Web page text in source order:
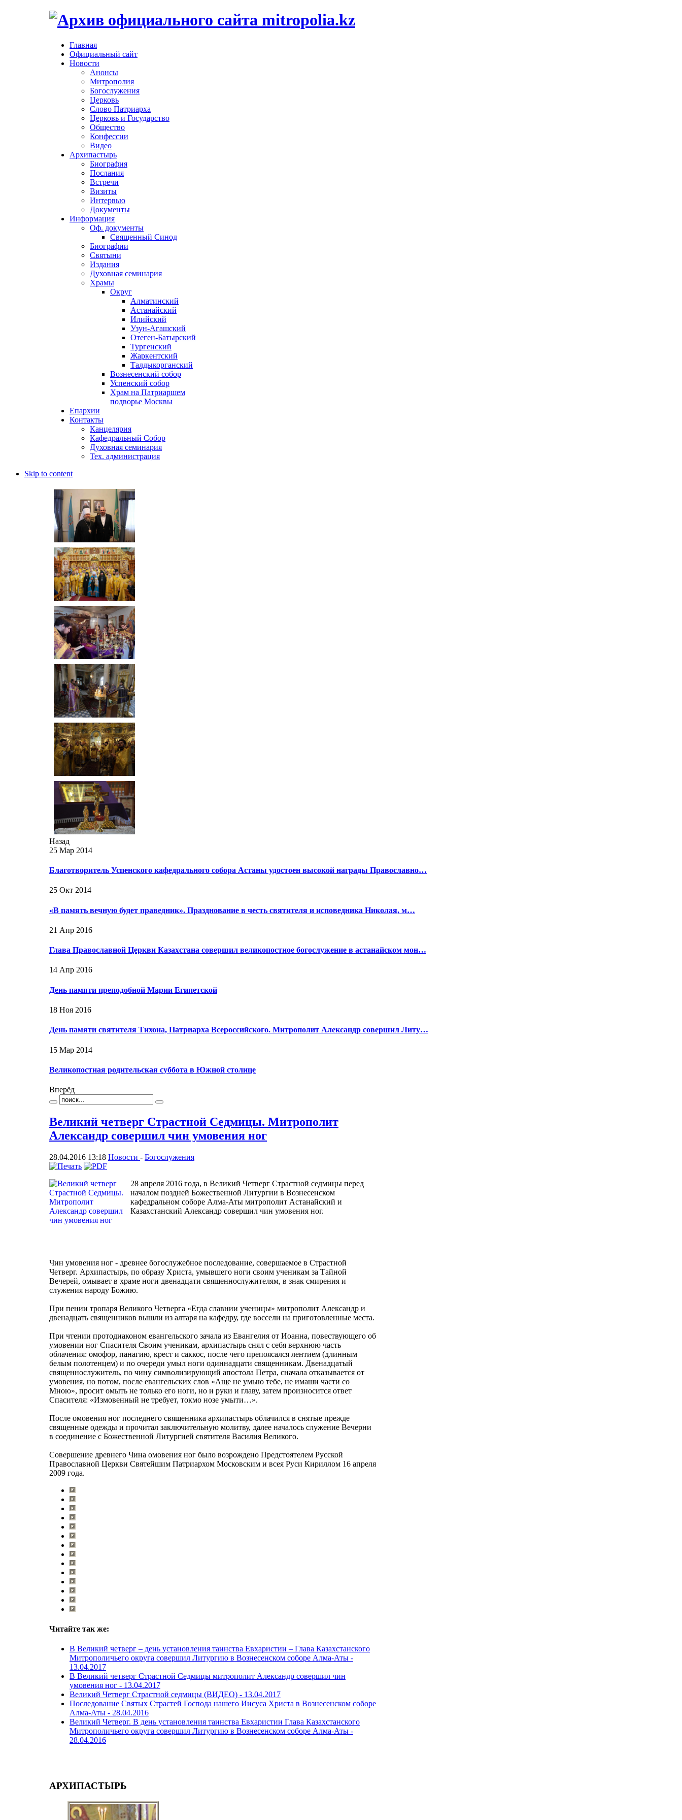
Главная
Официальный сайт
Новости
Анонсы
Митрополия
Богослужения
Церковь
Слово Патриарха
Церковь и Государство
Общество
Конфессии
Видео
Архипастырь
Биография
Послания
Встречи
Визиты
Интервью
Документы
Информация
Оф. документы
Священный Синод
Биографии
Святыни
Издания
Духовная семинария
Храмы
Округ
Алматинский
Астанайский
Илийский
Узун-Агашский
Отеген-Батырский
Тургенский
Жаркентский
Талдыкорганский
Вознесенский собор
Успенский собор
Храм на Патриаршем
подворье Москвы
Епархии
Контакты
Канцелярия
Кафедральный Собор
Духовная семинария
Тех. администрация
Skip to content
Назад
25 Мар 2014
Благотворитель Успенского кафедрального собора Астаны удостоен высокой награды Православно…
25 Окт 2014
«В память вечную будет праведник». Празднование в чеcть святителя и исповедника Николая, м…
21 Апр 2016
Глава Православной Церкви Казахстана совершил великопостное богослужение в астанайском мон…
14 Апр 2016
День памяти преподобной Марии Египетской
18 Ноя 2016
День памяти святителя Тихона, Патриарха Всероссийского. Митрополит Александр совершил Литу…
15 Мар 2014
Великопостная родительская суббота в Южной столице
Вперёд
Великий четверг Страстной Седмицы. Митрополит
Александр совершил чин умовения ног
28.04.2016 13:18 Новости - Богослужения
28 апреля 2016 года, в Великий Четверг Страстной седмицы перед
началом поздней Божественной Литургии в Вознесенском
кафедральном соборе Алма-Аты митрополит Астанайский и
Казахстанский Александр совершил чин умовения ног.
Чин умовения ног - древнее богослужебное последование, совершаемое в Страстной
Четверг. Архипастырь, по образу Христа, умывшего ноги своим ученикам за Тайной
Вечерей, омывает в храме ноги двенадцати священнослужителям, в знак смирения и
служения народу Божию.
При пении тропаря Великого Четверга «Егда славнии ученицы» митрополит Александр и
двенадцать священников вышли из алтаря на кафедру, где воссели на приготовленные места.
При чтении протодиаконом евангельского зачала из Евангелия от Иоанна, повествующего об
умовении ног Спасителя Своим ученикам, архипастырь снял с себя верхнюю часть
облачения: омофор, панагию, крест и саккос, после чего препоясался лентием (длинным
белым полотенцем) и по очереди умыл ноги одиннадцати священникам. Двенадцатый
священнослужитель, по чину символизирующий апостола Петра, сначала отказывается от
умовения, но потом, после евангельских слов «Аще не умыю тебе, не имаши части со
Мною», просит омыть не только его ноги, но и руки и главу, затем произносится ответ
Спасителя: «Измовенный не требует, токмо нозе умыти…».
После омовения ног последнего священника архипастырь облачился в снятые прежде
священные одежды и прочитал заключительную молитву, далее началось служение Вечерни
в соединение с Божественной Литургией святителя Василия Великого.
Совершение древнего Чина омовения ног было возрождено Предстоятелем Русской
Православной Церкви Святейшим Патриархом Московским и всея Руси Кириллом 16 апреля
2009 года.
Читайте так же:
В Великий четверг – день установления таинства Евхаристии – Глава Казахстанского
Митрополичьего округа совершил Литургию в Вознесенском соборе Алма-Аты -
13.04.2017
В Великий четверг Страстной Седмицы митрополит Александр совершил чин
умовения ног - 13.04.2017
Великий Четверг Страстной седмицы (ВИДЕО) - 13.04.2017
Последование Святых Страстей Господа нашего Иисуса Христа в Вознесенском соборе
Алма-Аты - 28.04.2016
Великий Четверг. В день установления таинства Евхаристии Глава Казахстанского
Митрополичьего округа совершил Литургию в Вознесенском соборе Алма-Аты -
28.04.2016
АРХИПАСТЫРЬ